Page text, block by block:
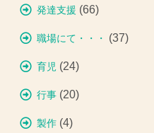
発達支援 (66)
職場にて・・・ (37)
育児 (24)
行事 (20)
製作 (4)